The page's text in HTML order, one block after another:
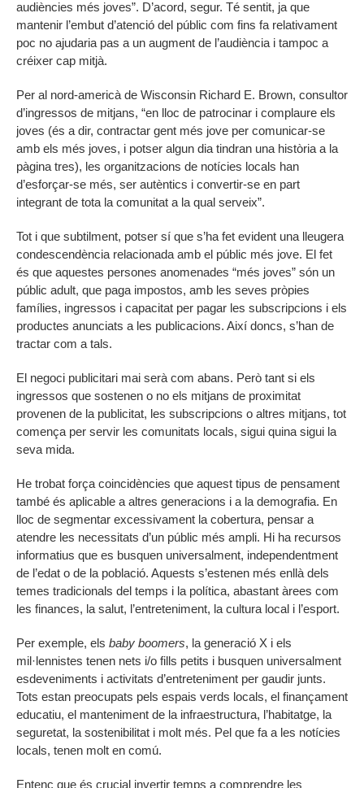
audiències més joves”. D’acord, segur. Té sentit, ja que
mantenir l’embut d’atenció del públic com fins fa relativament
poc no ajudaria pas a un augment de l’audiència i tampoc a
créixer cap mitjà.
Per al nord-americà de Wisconsin Richard E. Brown, consultor
d’ingressos de mitjans, “en lloc de patrocinar i complaure els
joves (és a dir, contractar gent més jove per comunicar-se
amb els més joves, i potser algun dia tindran una història a la
pàgina tres), les organitzacions de notícies locals han
d’esforçar-se més, ser autèntics i convertir-se en part
integrant de tota la comunitat a la qual serveix”.
Tot i que subtilment, potser sí que s’ha fet evident una lleugera
condescendència relacionada amb el públic més jove. El fet
és que aquestes persones anomenades “més joves” són un
públic adult, que paga impostos, amb les seves pròpies
famílies, ingressos i capacitat per pagar les subscripcions i els
productes anunciats a les publicacions. Així doncs, s’han de
tractar com a tals.
El negoci publicitari mai serà com abans. Però tant si els
ingressos que sostenen o no els mitjans de proximitat
provenen de la publicitat, les subscripcions o altres mitjans, tot
comença per servir les comunitats locals, sigui quina sigui la
seva mida.
He trobat força coincidències que aquest tipus de pensament
també és aplicable a altres generacions i a la demografia. En
lloc de segmentar excessivament la cobertura, pensar a
atendre les necessitats d’un públic més ampli. Hi ha recursos
informatius que es busquen universalment, independentment
de l’edat o de la població. Aquests s’estenen més enllà dels
temes tradicionals del temps i la política, abastant àrees com
les finances, la salut, l’entreteniment, la cultura local i l’esport.
Per exemple, els baby boomers, la generació X i els
mil·lennistes tenen nets i/o fills petits i busquen universalment
esdeveniments i activitats d’entreteniment per gaudir junts.
Tots estan preocupats pels espais verds locals, el finançament
educatiu, el manteniment de la infraestructura, l’habitatge, la
seguretat, la sostenibilitat i molt més. Pel que fa a les notícies
locals, tenen molt en comú.
Entenc que és crucial invertir temps a comprendre les